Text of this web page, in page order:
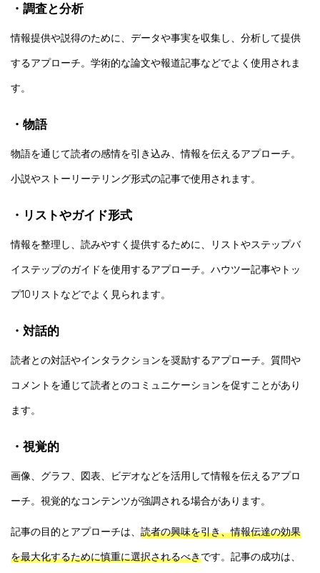
・調査と分析
情報提供や説得のために、データや事実を収集し、分析して提供
するアプローチ。学術的な論文や報道記事などでよく使用されま
す。
・物語
物語を通じて読者の感情を引き込み、情報を伝えるアプローチ。
小説やストーリーテリング形式の記事で使用されます。
・リストやガイド形式
情報を整理し、読みやすく提供するために、リストやステップバ
イステップのガイドを使用するアプローチ。ハウツー記事やトッ
プ10リストなどでよく見られます。
・対話的
読者との対話やインタラクションを奨励するアプローチ。質問や
コメントを通じて読者とのコミュニケーションを促すことがあり
ます。
・視覚的
画像、グラフ、図表、ビデオなどを活用して情報を伝えるアプロ
ーチ。視覚的なコンテンツが強調される場合があります。
記事の目的とアプローチは、 読者の興味を引き、情報伝達の効果
を最大化するために慎重に選択されるべきです。記事の成功は、